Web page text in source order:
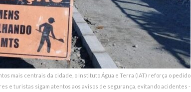
mais centrais da cidade, o Instituto Água e Terra (IAT) reforça o pedido
e turistas sigam atentos aos avisos de segurança, evitando acidentes -